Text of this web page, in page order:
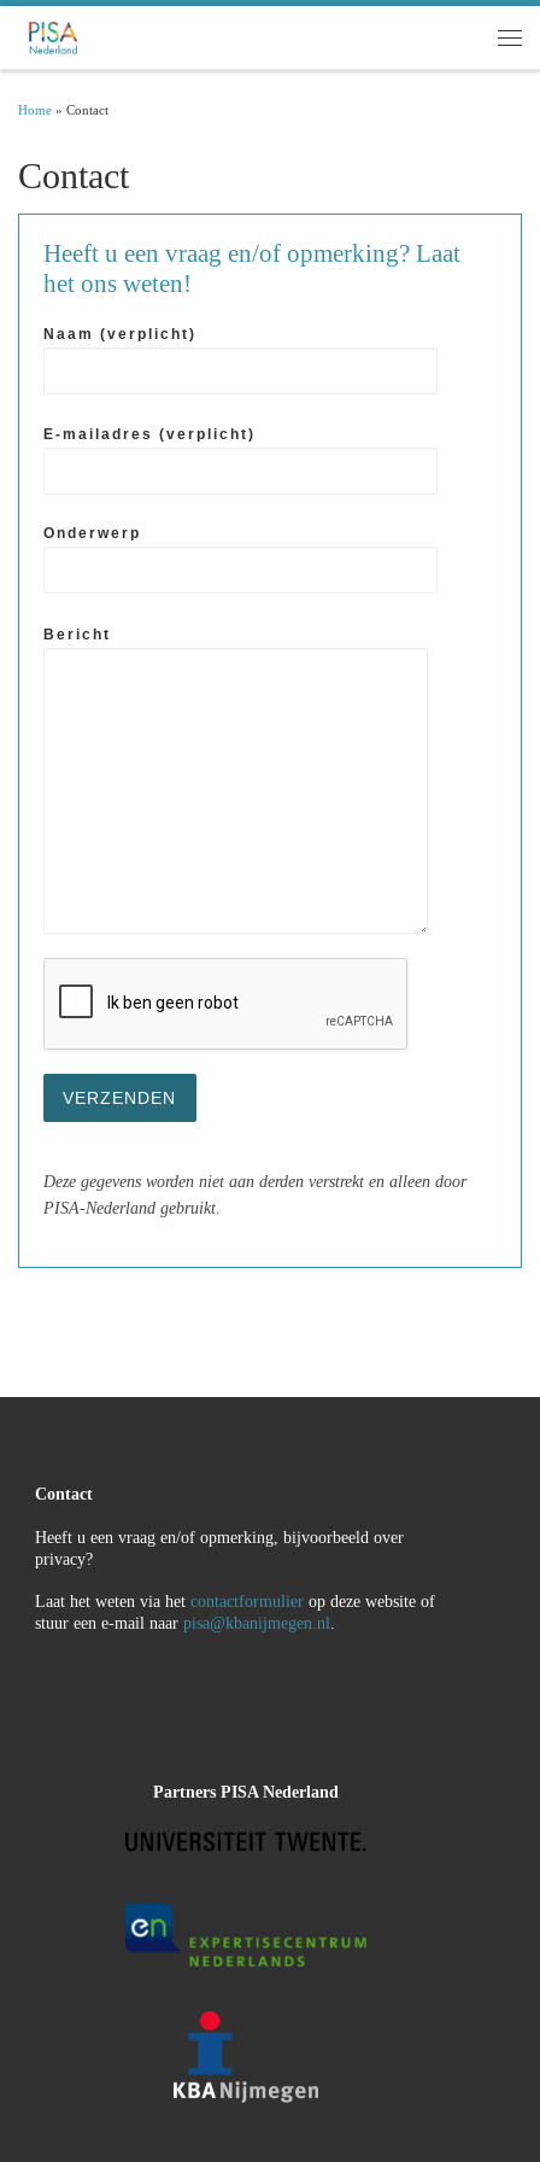
Ga naar inhoud
Home » Contact
Contact
Heeft u een vraag en/of opmerking? Laat
het ons weten!
Naam (verplicht)
E-mailadres (verplicht)
Onderwerp
Bericht
Deze gegevens worden niet aan derden verstrekt en alleen door
PISA-Nederland gebruikt.
Contact
Heeft u een vraag en/of opmerking, bijvoorbeeld over
privacy?
Laat het weten via het contactformulierop deze website of
stuur een e-mail naar pisa@kbanijmegen.nl.
Partners PISA Nederland